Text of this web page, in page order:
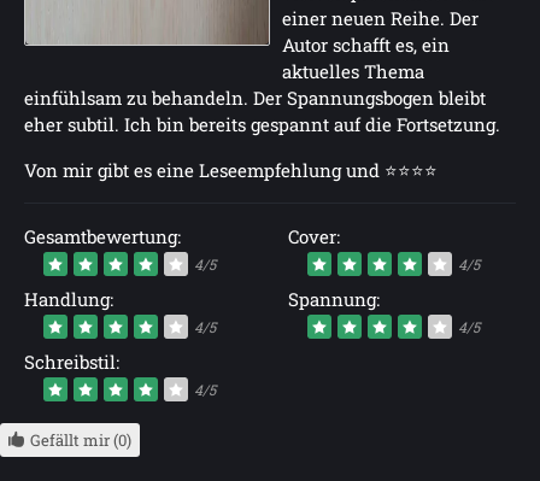
einer neuen Reihe. Der
Autor schafft es, ein
aktuelles Thema
einfühlsam zu behandeln. Der Spannungsbogen bleibt
eher subtil. Ich bin bereits gespannt auf die Fortsetzung.
Von mir gibt es eine Leseempfehlung und ⭐⭐⭐⭐
Gesamtbewertung:
4/5
Cover:
4/5
Handlung:
4/5
Spannung:
4/5
Schreibstil:
4/5
Gefällt mir (0)